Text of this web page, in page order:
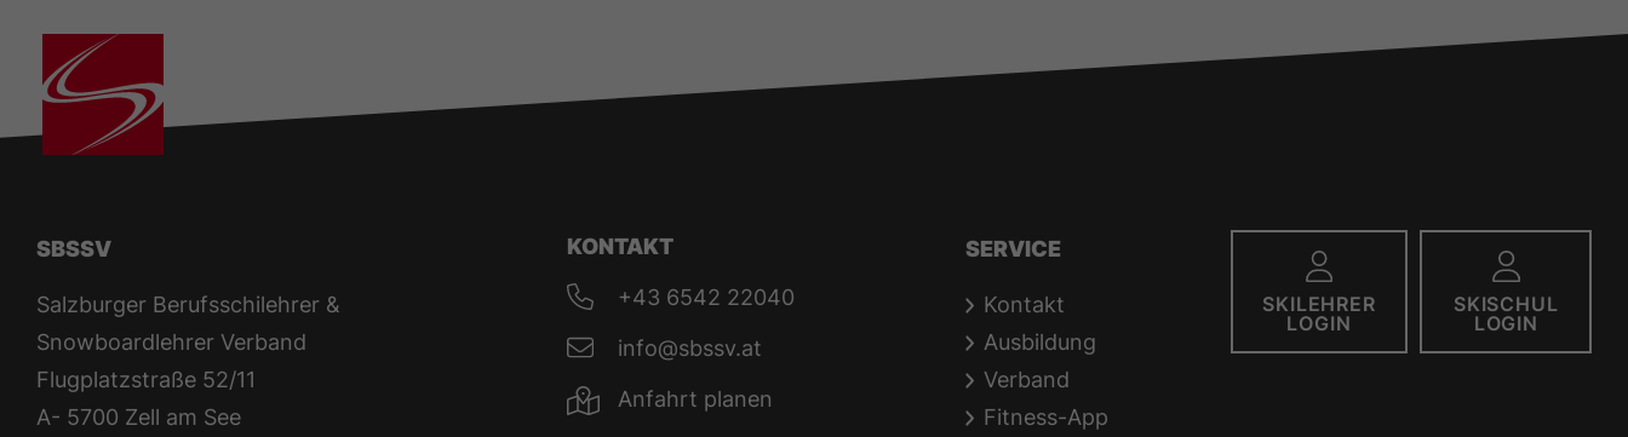
SBSSV
Salzburger Berufsschilehrer &
Snowboardlehrer Verband
Flugplatzstraße 52/11
A- 5700 Zell am See
KONTAKT
+43 6542 22040
info@sbssv.at
Anfahrt planen
SERVICE
Kontakt
Ausbildung
Verband
Fitness-App
SKILEHRER
LOGIN
SKISCHUL
LOGIN